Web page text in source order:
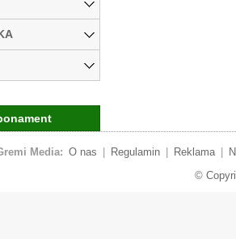
Media: O nas Regulamin Reklama
©